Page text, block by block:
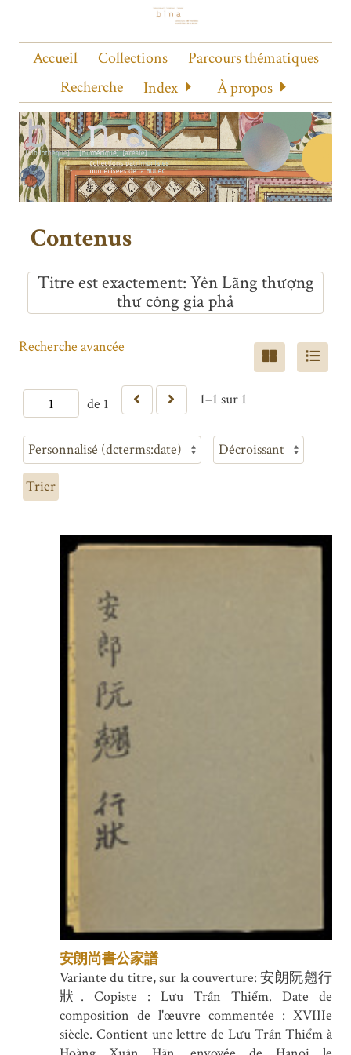
Accueil Collections
Parcours thématiques
Recherche
Index À propos
Contenus
Titre est exactement Yên Lãng thượng
thư công gia phả
de 1 1–1 sur 1
Recherche avancée
Trier
安朗尚書公家譜
Variante du titre, sur la couverture: 安朗阮翹行
狀. Copiste : Lưu Trần Thiểm. Date de
composition de l'œuvre commentée : XVIIIe
siècle. Contient une lettre de Lưu Trần Thiểm à